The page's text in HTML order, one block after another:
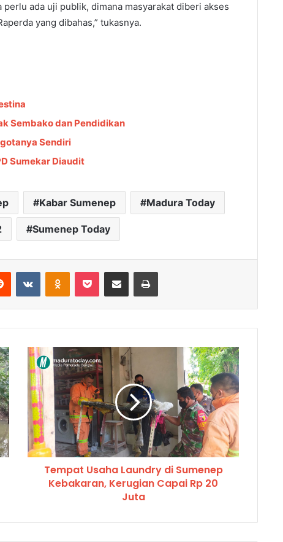
perlu ada uji publik, dimana masyarakat diberi akses
yang dibahas,” tukasnya.
Sembako dan Pendidikan
Sendiri
Sumekar Diaudit
Kabar Sumenep Madura Today
Sumenep Today
Tempat Usaha Laundry di Sumenep
Kebakaran, Kerugian Capai Rp 20
Juta